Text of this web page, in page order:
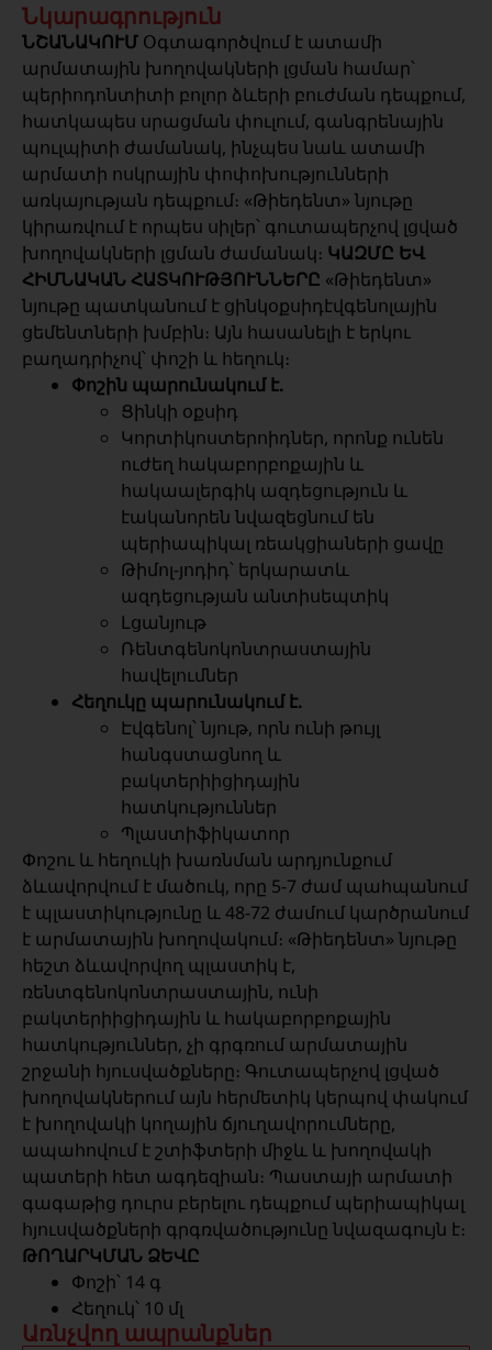
Նկարագրություն
ՆՇԱՆԱԿՈՒՄ Օգտագործվում է ատամի
արմատային խողովակների լցման համար՝
պերիոդոնտիտի բոլոր ձևերի բուժման դեպքում,
հատկապես սրացման փուլում, գանգրենային
պուլպիտի ժամանակ, ինչպես նաև ատամի
արմատի ոսկրային փոփոխությունների
առկայության դեպքում։ «Թիեդենտ» նյութը
կիրառվում է որպես սիլեր՝ գուտապերչով լցված
խողովակների լցման ժամանակ։ ԿԱԶՄԸ ԵՎ
ՀԻՄՆԱԿԱՆ ՀԱՏԿՈՒԹՅՈՒՆՆԵՐԸ «Թիեդենտ»
նյութը պատկանում է ցինկօքսիդէվգենոլային
ցեմենտների խմբին։ Այն հասանելի է երկու
բաղադրիչով՝ փոշի և հեղուկ։
Փոշին պարունակում է.
Ցինկի օքսիդ
Կորտիկոստերոիդներ, որոնք ունեն
ուժեղ հակաբորբոքային և
հակաալերգիկ ազդեցություն և
էականորեն նվազեցնում են
պերիապիկալ ռեակցիաների ցավը
Թիմոլ-յոդիդ՝ երկարատև
ազդեցության անտիսեպտիկ
Լցանյութ
Ռենտգենոկոնտրաստային
հավելումներ
Հեղուկը պարունակում է.
Էվգենոլ՝ նյութ, որն ունի թույլ
հանգստացնող և
բակտերիիցիդային
հատկություններ
Պլաստիֆիկատոր
Փոշու և հեղուկի խառնման արդյունքում
ձևավորվում է մածուկ, որը 5-7 ժամ պահպանում
է պլաստիկությունը և 48-72 ժամում կարծրանում
է արմատային խողովակում։ «Թիեդենտ» նյութը
հեշտ ձևավորվող պլաստիկ է,
ռենտգենոկոնտրաստային, ունի
բակտերիիցիդային և հակաբորբոքային
հատկություններ, չի գրգռում արմատային
շրջանի հյուսվածքները։ Գուտապերչով լցված
խողովակներում այն հերմետիկ կերպով փակում
է խողովակի կողային ճյուղավորումները,
ապահովում է շտիֆտերի միջև և խողովակի
պատերի հետ ագդեզիան։ Պաստայի արմատի
գագաթից դուրս բերելու դեպքում պերիապիկալ
հյուսվածքների գրգռվածությունը նվազագույն է։
ԹՈՂԱՐԿՄԱՆ ՁԵՎԸ
Փոշի՝ 14 գ
Հեղուկ՝ 10 մլ
Առնչվող ապրանքներ